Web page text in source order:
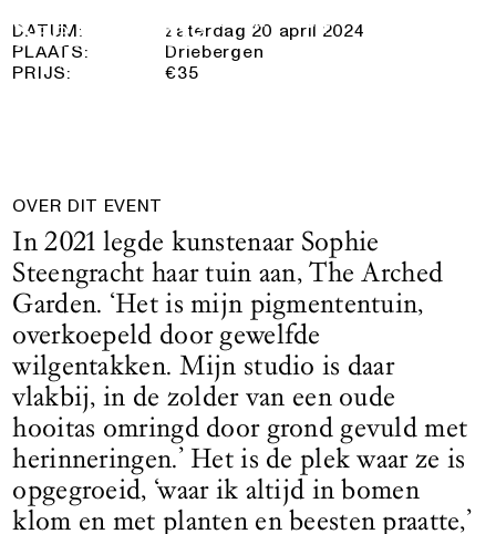
Logo See All This, linkt naar de homepage
20 april 2024
DATUM:
zaterdag 20 april 2024
PLAATS:
Driebergen
PRIJS:
€35
OVER DIT EVENT
In 2021 legde kunstenaar Sophie
Steengracht haar tuin aan, The Arched
Garden. ‘Het is mijn pigmententuin,
overkoepeld door gewelfde
wilgentakken. Mijn studio is daar
vlakbij, in de zolder van een oude
hooitas omringd door grond gevuld met
herinneringen.’ Het is de plek waar ze is
opgegroeid, ‘waar ik altijd in bomen
klom en met planten en beesten praatte,’